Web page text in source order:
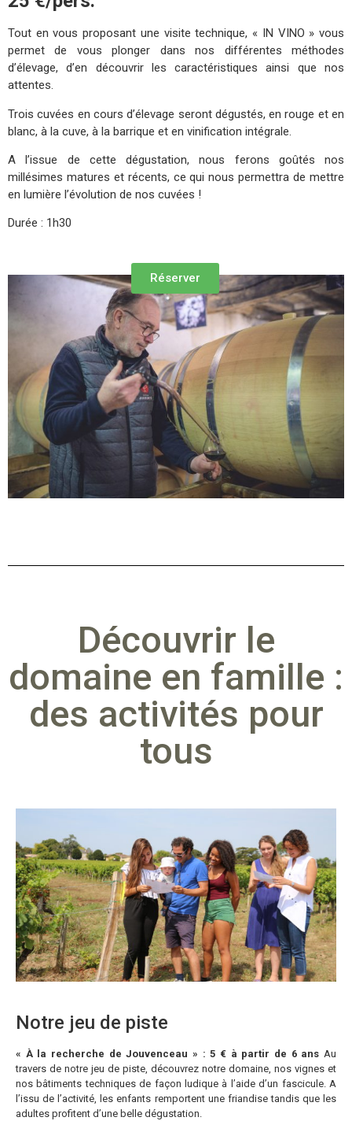
Tout en vous proposant une visite technique, « IN VINO » vous
permet de vous plonger dans nos différentes méthodes
d’élevage, d’en découvrir les caractéristiques ainsi que nos
attentes.
Trois cuvées en cours d’élevage seront dégustés, en rouge et en
blanc, à la cuve, à la barrique et en vinification intégrale.
A l’issue de cette dégustation, nous ferons goûtés nos
millésimes matures et récents, ce qui nous permettra de mettre
en lumière l’évolution de nos cuvées !
Durée : 1h30
Réserver
Découvrir le
domaine en famille :
des activités pour
tous
Notre jeu de piste​
« À la recherche de Jouvenceau » : 5 € à partir de 6 ans Au
travers de notre jeu de piste, découvrez notre domaine, nos vignes et
nos bâtiments techniques de façon ludique à l’aide d’un fascicule. A
l’issu de l’activité, les enfants remportent une friandise tandis que les
adultes profitent d’une belle dégustation.